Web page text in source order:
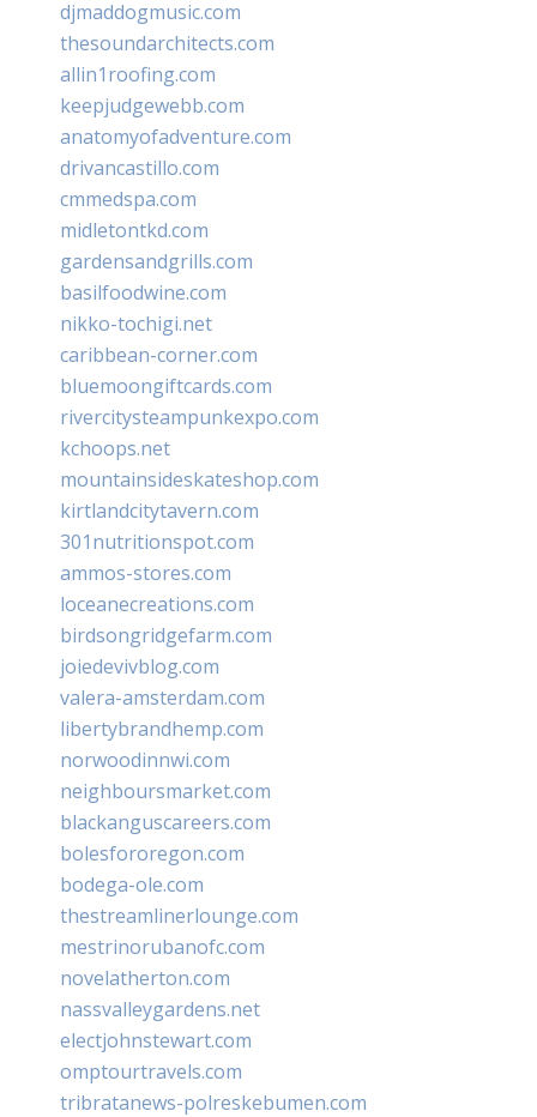
djmaddogmusic.com
thesoundarchitects.com
allin1roofing.com
keepjudgewebb.com
anatomyofadventure.com
drivancastillo.com
cmmedspa.com
midletontkd.com
gardensandgrills.com
basilfoodwine.com
nikko-tochigi.net
caribbean-corner.com
bluemoongiftcards.com
rivercitysteampunkexpo.com
kchoops.net
mountainsideskateshop.com
kirtlandcitytavern.com
301nutritionspot.com
ammos-stores.com
loceanecreations.com
birdsongridgefarm.com
joiedevivblog.com
valera-amsterdam.com
libertybrandhemp.com
norwoodinnwi.com
neighboursmarket.com
blackanguscareers.com
bolesfororegon.com
bodega-ole.com
thestreamlinerlounge.com
mestrinorubanofc.com
novelatherton.com
nassvalleygardens.net
electjohnstewart.com
omptourtravels.com
tribratanews-polreskebumen.com